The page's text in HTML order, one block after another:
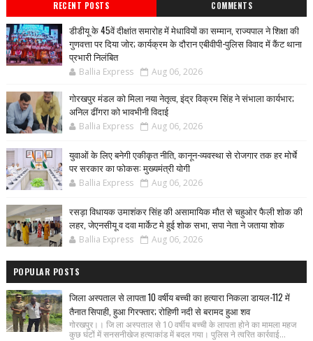
RECENT POSTS COMMENTS
डीडीयू के 45वें दीक्षांत समारोह में मेधावियों का सम्मान, राज्यपाल ने शिक्षा की
गुणवत्ता पर दिया जोर; कार्यक्रम के दौरान एबीवीपी-पुलिस विवाद में कैंट थाना
प्रभारी निलंबित
Ballia Express Aug 06, 2026
गोरखपुर मंडल को मिला नया नेतृत्व, इंद्र विक्रम सिंह ने संभाला कार्यभार;
अनिल ढींगरा को भावभीनी विदाई
Ballia Express Aug 06, 2026
युवाओं के लिए बनेगी एकीकृत नीति, कानून-व्यवस्था से रोजगार तक हर मोर्चे
पर सरकार का फोकस: मुख्यमंत्री योगी
Ballia Express Aug 06, 2026
रसड़ा विधायक उमाशंकर सिंह की असामायिक मौत से चहुओर फैली शोक की
लहर, जेएनसीयू व दवा मार्केट मे हुई शोक सभा, सपा नेता ने जताया शोक
Ballia Express Aug 06, 2026
POPULAR POSTS
जिला अस्पताल से लापता 10 वर्षीय बच्ची का हत्यारा निकला डायल-112 में
तैनात सिपाही, हुआ गिरफ्तार; रोहिणी नदी से बरामद हुआ शव
गोरखपुर।। जि ला अस्पताल से 10 वर्षीय बच्ची के लापता होने का मामला महज
कुछ घंटों में सनसनीखेज हत्याकांड में बदल गया। पुलिस ने त्वरित कार्रवाई...